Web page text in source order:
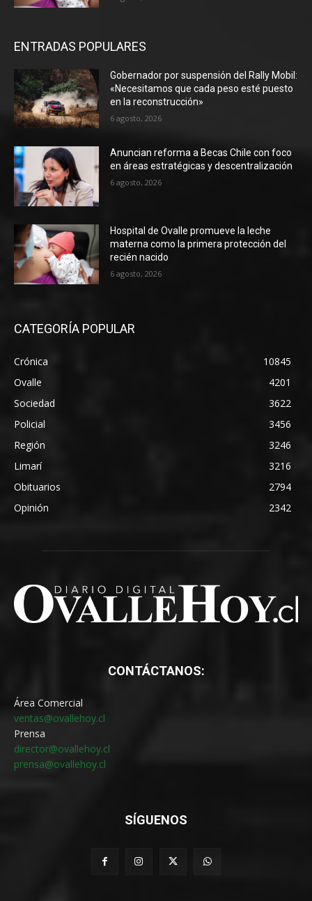
ENTRADAS POPULARES
Gobernador por suspensión del Rally Mobil:
«Necesitamos que cada peso esté puesto
en la reconstrucción»
6 agosto, 2026
Anuncian reforma a Becas Chile con foco
en áreas estratégicas y descentralización
6 agosto, 2026
Hospital de Ovalle promueve la leche
materna como la primera protección del
recién nacido
6 agosto, 2026
CATEGORÍA POPULAR
Crónica
10845
Ovalle
4201
Sociedad
3622
Policial
3456
Región
3246
Limarí
3216
Obituarios
2794
Opinión
2342
CONTÁCTANOS:
Área Comercial
ventas@ovallehoy.cl
Prensa
director@ovallehoy.cl
prensa@ovallehoy.cl
SÍGUENOS